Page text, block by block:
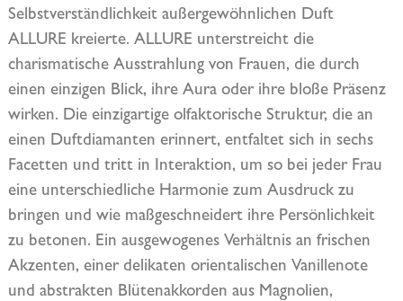
Selbstverständlichkeit außergewöhnlichen Duft
ALLURE kreierte. ALLURE unterstreicht die
charismatische Ausstrahlung von Frauen, die durch
einen einzigen Blick, ihre Aura oder ihre bloße Präsenz
wirken. Die einzigartige olfaktorische Struktur, die an
einen Duftdiamanten erinnert, entfaltet sich in sechs
Facetten und tritt in Interaktion, um so bei jeder Frau
eine unterschiedliche Harmonie zum Ausdruck zu
bringen und wie maßgeschneidert ihre Persönlichkeit
zu betonen. Ein ausgewogenes Verhältnis an frischen
Akzenten, einer delikaten orientalischen Vanillenote
und abstrakten Blütenakkorden aus Magnolien,